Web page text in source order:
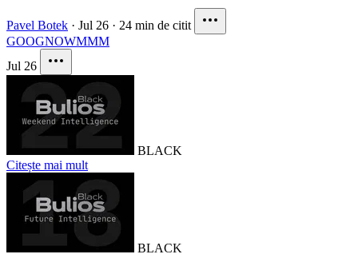
Pavel Botek · Jul 26 · 24 min de citit
GOOGNOWMMM
Jul 26
BLACK
Citește mai mult
BLACK